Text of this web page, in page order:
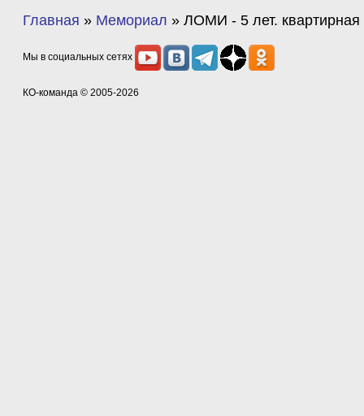
Главная » Мемориал » ЛОМИ - 5 лет. квартирная
Мы в социальных сетях
КО-команда © 2005-2026